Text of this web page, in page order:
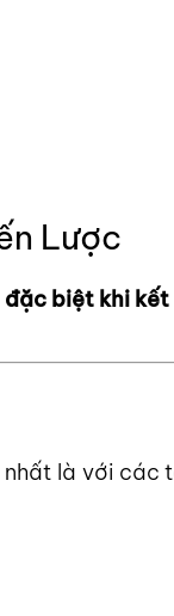
Lược
biệt khi
là với các